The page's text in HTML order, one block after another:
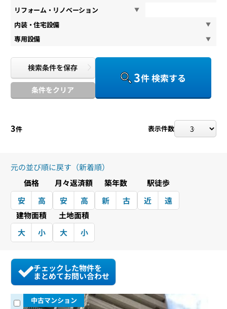
リフォーム・リノベーション
内装・住宅設備
専用設備
検索条件を保存
条件をクリア
3件 検索する
3件 表示件数
元の並び順に戻す（新着順）
価格
安
高
月々返済額
安
高
築年数
新
古
駅徒歩
近
遠
建物面積
大
小
土地面積
大
小
チェックした物件を
まとめてお問い合わせ
中古マンション